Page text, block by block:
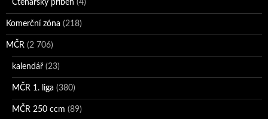
Čtenářský příběh (4)
Komerční zóna (218)
MČR (2 706)
kalendář (23)
MČR 1. liga (380)
MČR 250 ccm (89)